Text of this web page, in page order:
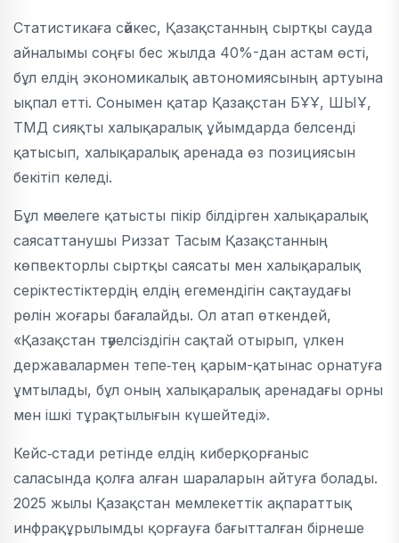
Статистикаға сәйкес, Қазақстанның сыртқы сауда
айналымы соңғы бес жылда 40%-дан астам өсті,
бұл елдің экономикалық автономиясының артуына
ықпал етті. Сонымен қатар Қазақстан БҰҰ, ШЫҰ,
ТМД сияқты халықаралық ұйымдарда белсенді
қатысып, халықаралық аренада өз позициясын
бекітіп келеді.
Бұл мәселеге қатысты пікір білдірген халықаралық
саясаттанушы Риззат Тасым Қазақстанның
көпвекторлы сыртқы саясаты мен халықаралық
серіктестіктердің елдің егемендігін сақтаудағы
рөлін жоғары бағалайды. Ол атап өткендей,
«Қазақстан тәуелсіздігін сақтай отырып, үлкен
державалармен тепе‑тең қарым-қатынас орнатуға
ұмтылады, бұл оның халықаралық аренадағы орны
мен ішкі тұрақтылығын күшейтеді».
Кейс‑стади ретінде елдің киберқорғаныс
саласында қолға алған шараларын айтуға болады.
2025 жылы Қазақстан мемлекеттік ақпараттық
инфрақұрылымды қорғауға бағытталған бірнеше